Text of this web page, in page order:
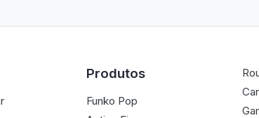
Produtos
Funko Pop